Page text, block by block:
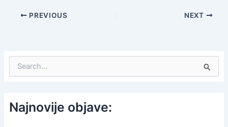
PREVIOUS NEXT
c
hNajnovije objave: